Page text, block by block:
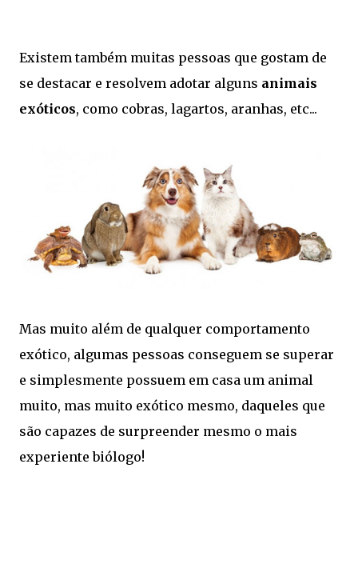
Existem também muitas pessoas que gostam de
se destacar e resolvem adotar alguns animais
exóticos, como cobras, lagartos, aranhas, etc...
Mas muito além de qualquer comportamento
exótico, algumas pessoas conseguem se superar
e simplesmente possuem em casa um animal
muito, mas muito exótico mesmo, daqueles que
são capazes de surpreender mesmo o mais
experiente biólogo!